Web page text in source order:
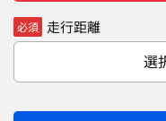
必須 走行距離
選